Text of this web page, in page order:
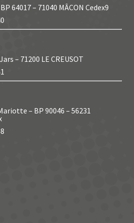
64017 – 71040 MÂCON Cedex9
– 71200 LE CREUSOT
– BP 90046 – 56231